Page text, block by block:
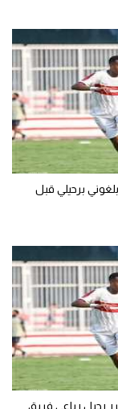
برحيلي قبل
رحيل رباعي فريق